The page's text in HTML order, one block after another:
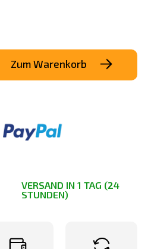
Zum Warenkorb
VERSAND IN 1 TAG (24
STUNDEN)